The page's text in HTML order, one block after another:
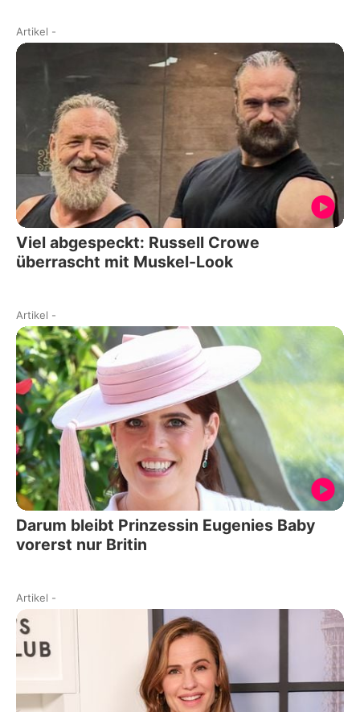
Artikel -
Viel abgespeckt: Russell Crowe
überrascht mit Muskel-Look
Artikel -
Darum bleibt Prinzessin Eugenies Baby
vorerst nur Britin
Artikel -